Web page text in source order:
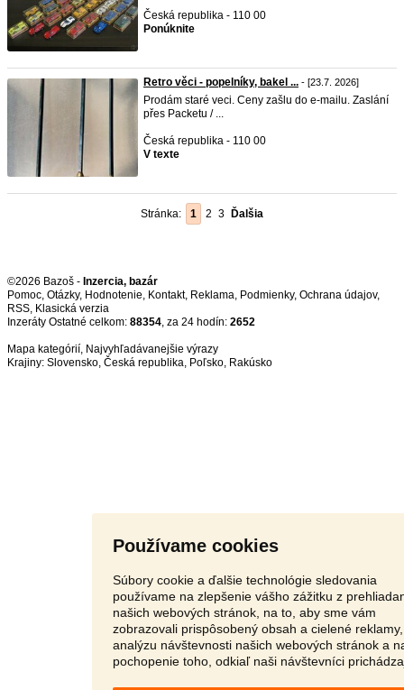
Používame cookies
Súbory cookie a ďalšie technológie sledovania
používame na zlepšenie vášho zážitku z
našich webových stránok, na to, aby sme vám
zobrazovali prispôsobený obsah a cielené
analýzu návštevnosti našich webových stránok a
pochopenie toho, odkiaľ naši návštevníci
Česká republika - 110 00
Ponúknite
Retro věci - popelníky, bakel ... - [23.7. 2026]
Prodám staré veci. Ceny zašlu do e-mailu. Zaslání
přes Packetu / ...
Česká republika - 110 00
V texte
Stránka: 1 2 3 Ďalšia
©2026 Bazoš - Inzercia, bazár
Pomoc, Otázky, Hodnotenie, Kontakt, Reklama, Podmienky, Ochrana údajov,
RSS,
Inzeráty Ostatné celkom: 88354, za 24 hodín: 2652
Mapa kategórií, Najvyhľadávanejšie výrazy
Krajiny: Slovensko, Česká republika, Poľsko, Rakúsko